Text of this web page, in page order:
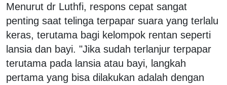
Menurut dr Luthfi, respons cepat sangat
penting saat telinga terpapar suara yang terlalu
keras, terutama bagi kelompok rentan seperti
lansia dan bayi. "Jika sudah terlanjur terpapar
terutama pada lansia atau bayi, langkah
pertama yang bisa dilakukan adalah dengan